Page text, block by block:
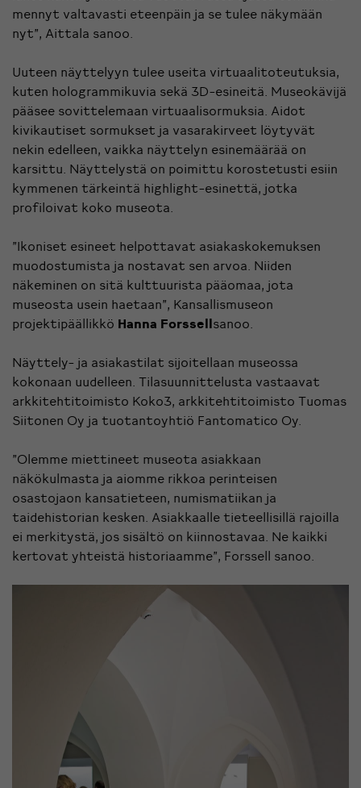
mennyt valtavasti eteenpäin ja se tulee näkymään
nyt”, Aittala sanoo.
Uuteen näyttelyyn tulee useita virtuaalitoteutuksia,
kuten hologrammikuvia sekä 3D-esineitä. Museokävijä
pääsee sovittelemaan virtuaalisormuksia. Aidot
kivikautiset sormukset ja vasarakirveet löytyvät
nekin edelleen, vaikka näyttelyn esinemäärää on
karsittu. Näyttelystä on poimittu korostetusti esiin
kymmenen tärkeintä highlight-esinettä, jotka
profiloivat koko museota.
”Ikoniset esineet helpottavat asiakaskokemuksen
muodostumista ja nostavat sen arvoa. Niiden
näkeminen on sitä kulttuurista pääomaa, jota
museosta usein haetaan”, Kansallismuseon
projektipäällikkö Hanna Forssellsanoo.
Näyttely- ja asiakastilat sijoitellaan museossa
kokonaan uudelleen. Tilasuunnittelusta vastaavat
arkkitehtitoimisto Koko3, arkkitehtitoimisto Tuomas
Siitonen Oy ja tuotantoyhtiö Fantomatico Oy.
”Olemme miettineet museota asiakkaan
näkökulmasta ja aiomme rikkoa perinteisen
osastojaon kansatieteen, numismatiikan ja
taidehistorian kesken. Asiakkaalle tieteellisillä rajoilla
ei merkitystä, jos sisältö on kiinnostavaa. Ne kaikki
kertovat yhteistä historiaamme”, Forssell sanoo.